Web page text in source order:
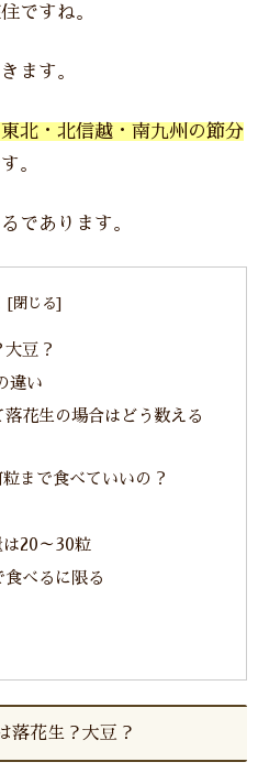
ですね。
ます。
北・北信越・南九州の節分
。
であります。
豆？
違い
花生の場合はどう数える
まで食べていいの？
は20～30粒
食べるに限る
落花生？大豆？